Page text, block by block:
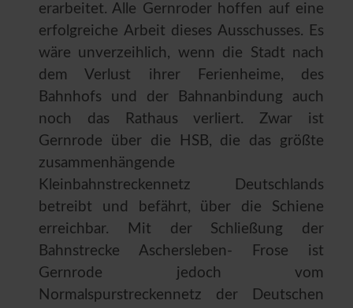
erarbeitet. Alle Gernroder hoffen auf eine
erfolgreiche Arbeit dieses Ausschusses. Es
wäre unverzeihlich, wenn die Stadt nach
dem Verlust ihrer Ferienheime, des
Bahnhofs und der Bahnanbindung auch
noch das Rathaus verliert. Zwar ist
Gernrode über die HSB, die das größte
zusammenhängende
Kleinbahnstreckennetz Deutschlands
betreibt und befährt, über die Schiene
erreichbar. Mit der Schließung der
Bahnstrecke Aschersleben- Frose ist
Gernrode jedoch vom
Normalspurstreckennetz der Deutschen